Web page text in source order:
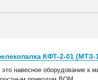
КФТ-2-01 (МТЗ-
навесное оборудование к